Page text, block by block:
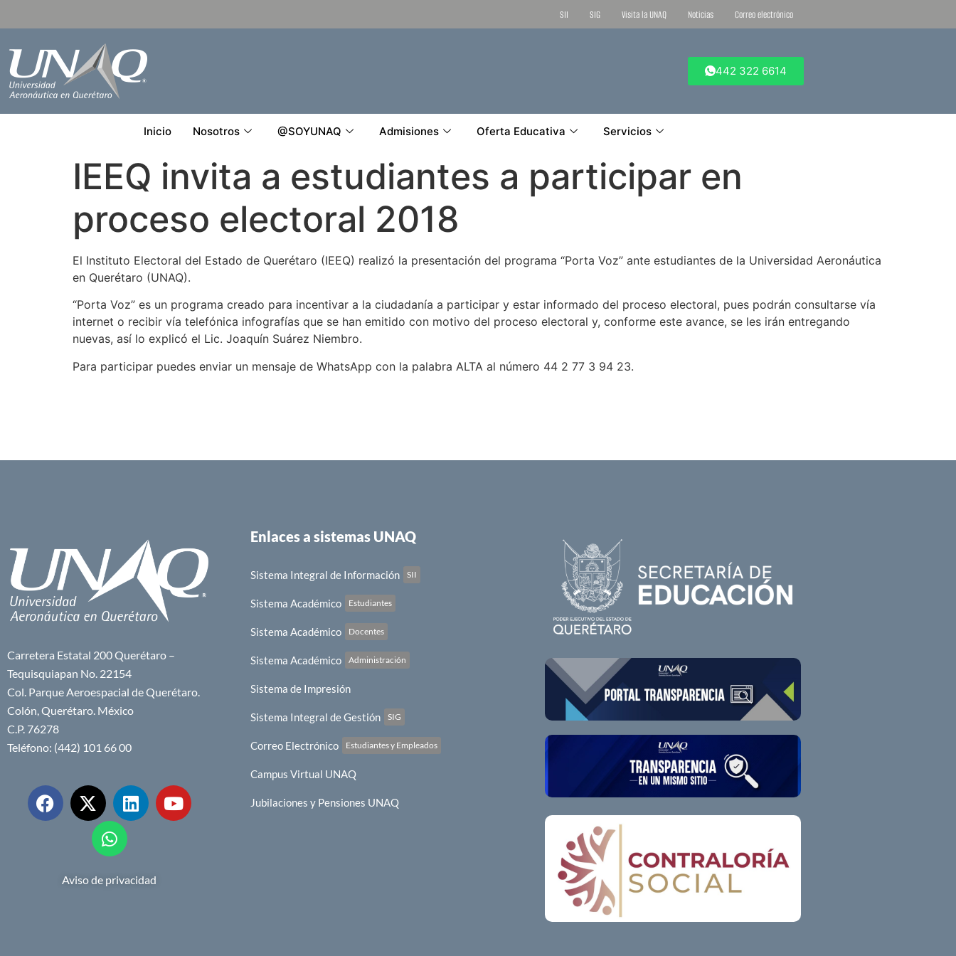
SII SIG Visita la UNAQ Noticias Correo electrónico
442 322 6614
Inicio Nosotros @SOYUNAQ Admisiones Oferta Educativa Servicios
IEEQ invita a estudiantes a participar en
proceso electoral 2018
El Instituto Electoral del Estado de Querétaro (IEEQ) realizó la presentación del programa “Porta Voz” ante estudiantes de la Universidad Aeronáutica
en Querétaro (UNAQ).
“Porta Voz” es un programa creado para incentivar a la ciudadanía a participar y estar informado del proceso electoral, pues podrán consultarse vía
internet o recibir vía telefónica infografías que se han emitido con motivo del proceso electoral y, conforme este avance, se les irán entregando
nuevas, así lo explicó el Lic. Joaquín Suárez Niembro.
Para participar puedes enviar un mensaje de WhatsApp con la palabra ALTA al número 44 2 77 3 94 23.
Carretera Estatal 200 Querétaro –
Tequisquiapan No. 22154
Col. Parque Aeroespacial de Querétaro.
Colón, Querétaro. México
C.P. 76278
Teléfono: (442) 101 66 00
Aviso de privacidad
Enlaces a sistemas UNAQ
Sistema Integral de Información SII
Sistema Académico Estudiantes
Sistema Académico Docentes
Sistema Académico Administración
Sistema de Impresión
Sistema Integral de Gestión SIG
Correo Electrónico Estudiantes y Empleados
Campus Virtual UNAQ
Jubilaciones y Pensiones UNAQ